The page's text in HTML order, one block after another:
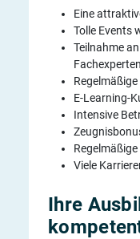
Eine
Tolle Events
Teilnahme
Fachexperten
E-Learning-
Intensive
Viele
Ihre